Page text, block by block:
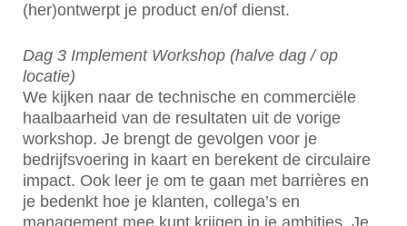
(her)ontwerpt je product en/of dienst.
Dag 3 Implement Workshop (halve dag / op
locatie)
We kijken naar de technische en commerciële
haalbaarheid van de resultaten uit de vorige
workshop. Je brengt de gevolgen voor je
bedrijfsvoering in kaart en berekent de circulaire
impact. Ook leer je om te gaan met barrières en
je bedenkt hoe je klanten, collega’s en
management mee kunt krijgen in je ambities. Je